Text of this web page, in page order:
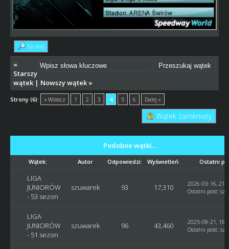
Szukaj
«
Starszy
wątek| Nowszy wątek»
Strony (6): « Wstecz 1 2 3 4 5 6 Dalej »
Wątek zamknięty
Podobne wątki…
Wątek: Autor Odpowiedzi: Wyświetleń: Ostatni
LIGA
JUNIORÓW
- 53 sezon
szuwarek 93 17,310
2026-03-16,
Ostatni post:
LIGA
JUNIORÓW
- 51 sezon
szuwarek 96 43,460
2025-08-21,
Ostatni post: